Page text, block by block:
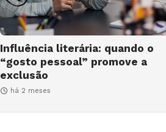
Influência literária: quando o
“gosto pessoal” promove a
exclusão
há 2 meses